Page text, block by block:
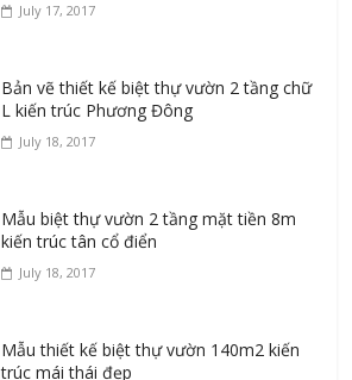
July 17, 2017
Bản vẽ thiết kế biệt thự vườn 2 tầng chữ
L kiến trúc Phương Đông
July 18, 2017
Mẫu biệt thự vườn 2 tầng mặt tiền 8m
kiến trúc tân cổ điển
July 18, 2017
Mẫu thiết kế biệt thự vườn 140m2 kiến
trúc mái thái đẹp